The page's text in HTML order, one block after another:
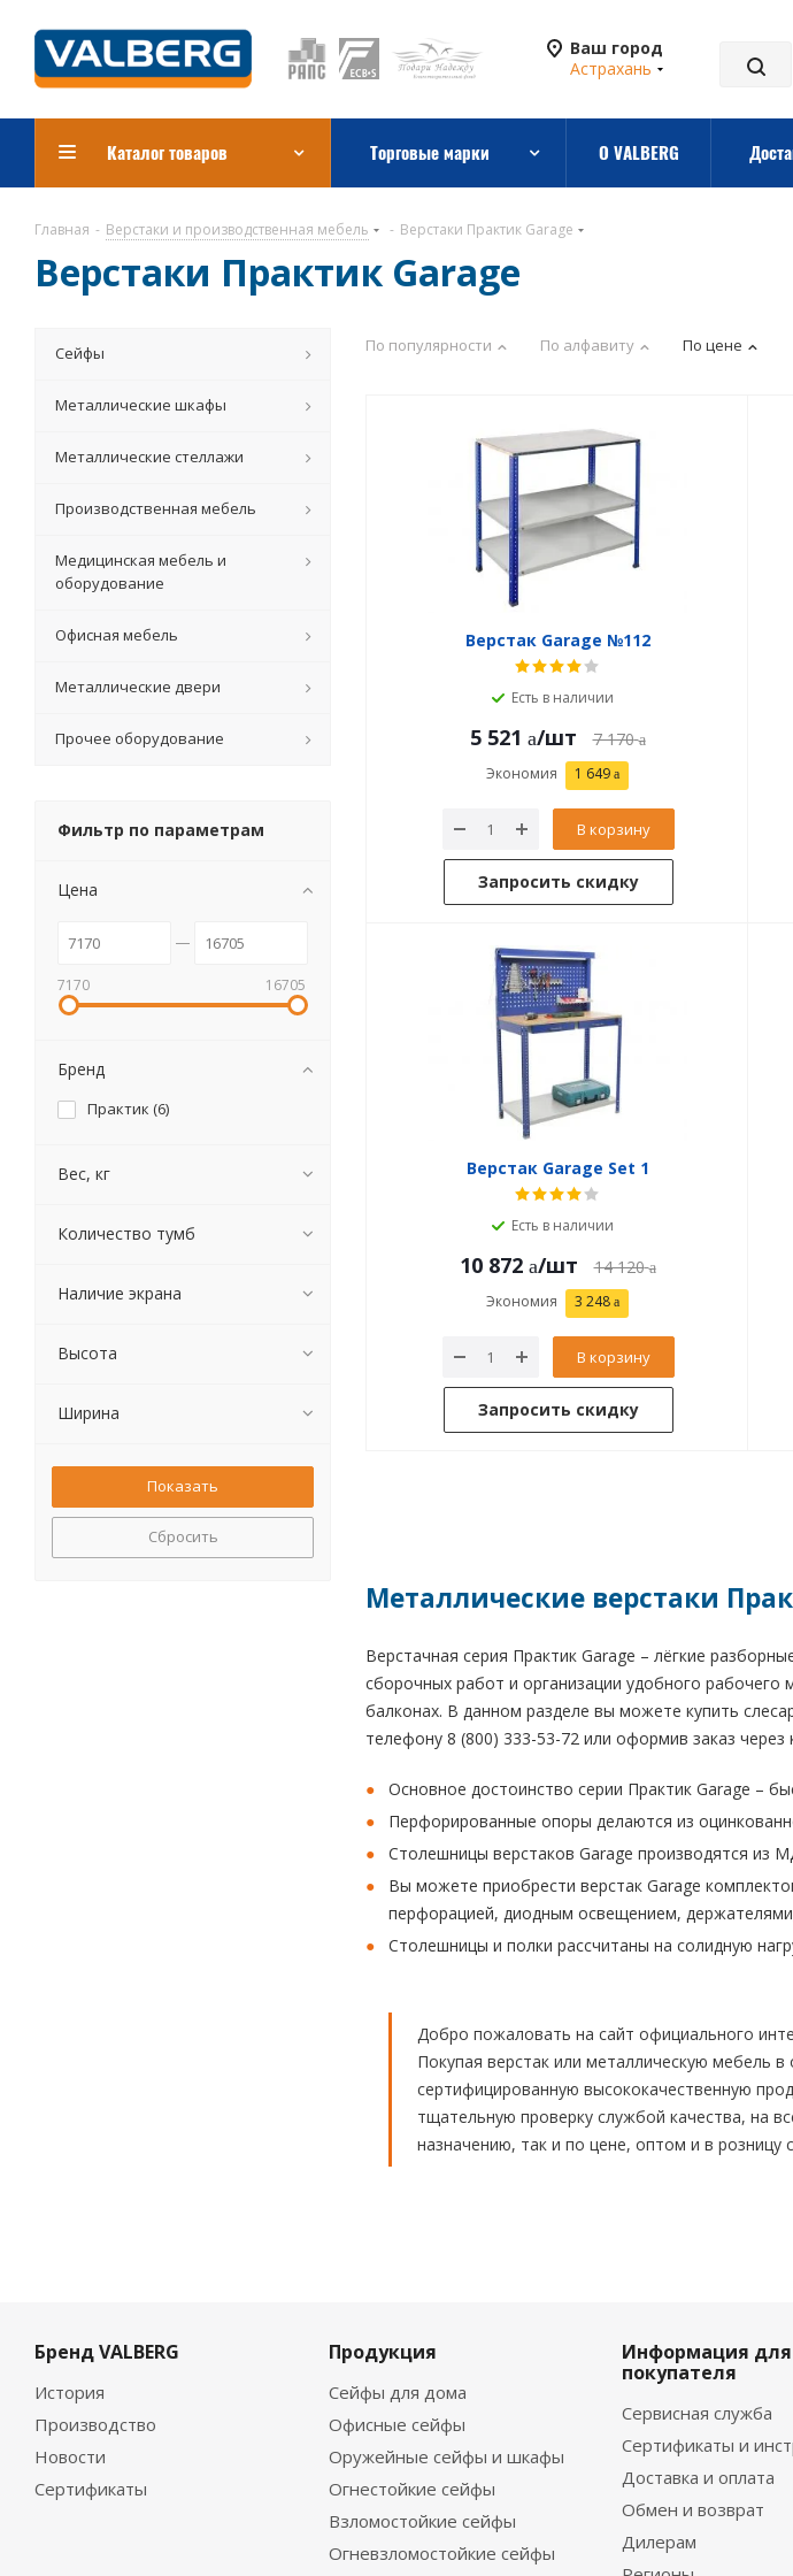
Ваш город
Астрахань
Каталог товаров Торговые марки О VALBERG
Главная - Верстаки и производственная мебель - Верстаки Практик Garage
Верстаки Практик Garage
По популярности По алфавиту По цене
Верстак Garage №112
Есть в наличии
5 521 /шт 7 170
Экономия 1 649
В корзину
Запросить скидку
Верстак Garage Set 1
Есть в наличии
10 872 /шт 14 120
Экономия 3 248
В корзину
Запросить скидку
Металлические верстаки
Верстачная серия Практик Garage – лёгкие
сборочных работ и организации удобного рабочего
балконах. В данном разделе вы можете купить
телефону 8 (800) 333-53-72 или оформив заказ через
Основное достоинство серии Практик Garage –
Перфорированные опоры делаются из
Столешницы верстаков Garage производятся из
Вы можете приобрести верстак Garage
перфорацией, диодным освещением,
Столешницы и полки рассчитаны на солидную
Добро пожаловать на сайт официального
Покупая верстак или металлическую мебель
сертифицированную высококачественную
тщательную проверку службой качества, на
назначению, так и по цене, оптом и в
Сейфы
Металлические шкафы
Металлические стеллажи
Производственная мебель
Медицинская мебель и
оборудование
Офисная мебель
Металлические двери
Прочее оборудование
Фильтр по параметрам
Цена
7170 16705
Бренд
Практик (6)
Вес, кг
Количество тумб
Наличие экрана
Высота
Ширина
Сбросить
Бренд VALBERG
История
Производство
Новости
Сертификаты
Продукция
Сейфы для дома
Офисные сейфы
Оружейные сейфы и шкафы
Огнестойкие сейфы
Взломостойкие сейфы
Огневзломостойкие сейфы
Информация для
покупателя
Сервисная служба
Сертификаты и
Доставка и оплата
Обмен и возврат
Дилерам